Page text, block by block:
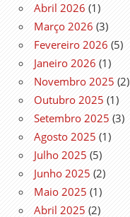
Abril 2026 (1)
Março 2026 (3)
Fevereiro 2026 (5)
Janeiro 2026 (1)
Novembro 2025 (2)
Outubro 2025 (1)
Setembro 2025 (3)
Agosto 2025 (1)
Julho 2025 (5)
Junho 2025 (2)
Maio 2025 (1)
Abril 2025 (2)